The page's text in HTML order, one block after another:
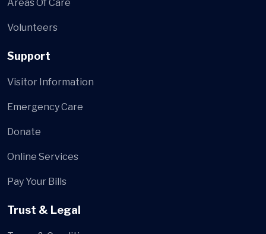
Areas Of Care
Volunteers
Support
Visitor Information
Emergency Care
Donate
Online Services
Pay Your Bills
Trust & Legal